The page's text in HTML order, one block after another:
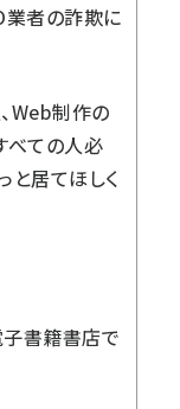
業者の詐欺に
Web制作の
べての人必
と居てほしく
子書籍書店で